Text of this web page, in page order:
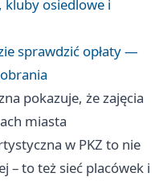
kluby osiedlowe i
sprawdzić opłaty —
pokazuje, że zajęcia
miasta
w PKZ to nie
– to też sieć placówek i